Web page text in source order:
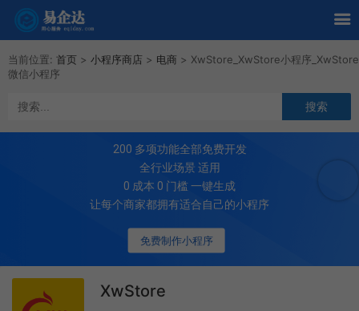
当前位置: 首页 > 小程序商店 > 电商 > XwStore_XwStore小程序_XwStore
微信小程序
免费制作小程序
200 多项功能全部免费开发
全行业场景 适用
0 成本 0 门槛 一键生成
让每个商家都拥有适合自己的小程序
XwStore